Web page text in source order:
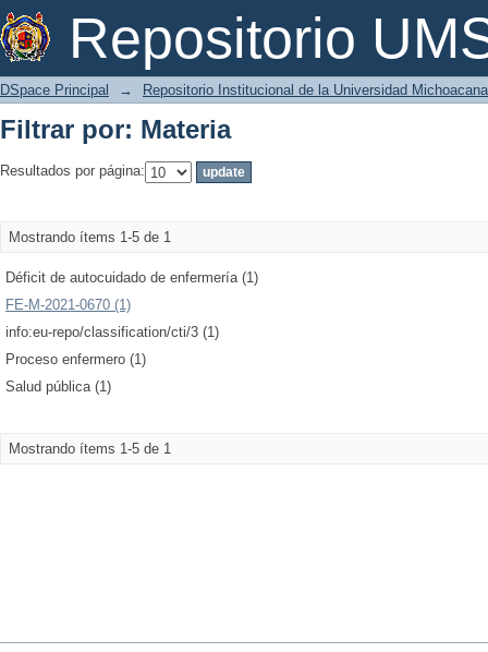
Repositorio
Filtrar por: Materia
DSpace Principal → Repositorio Institucional de la Universidad
Filtrar por: Materia
Resultados por página:
Mostrando ítems 1-5 de 1
Déficit de autocuidado de enfermería (1)
FE-M-2021-0670 (1)
info:eu-repo/classification/cti/3 (1)
Proceso enfermero (1)
Salud pública (1)
Mostrando ítems 1-5 de 1